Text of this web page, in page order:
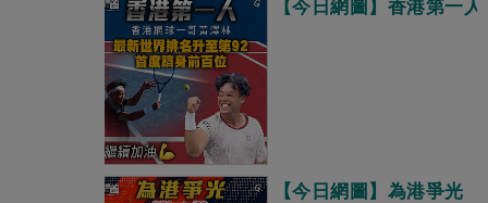
【今日網圖】香港第一人
【今日網圖】為港爭光